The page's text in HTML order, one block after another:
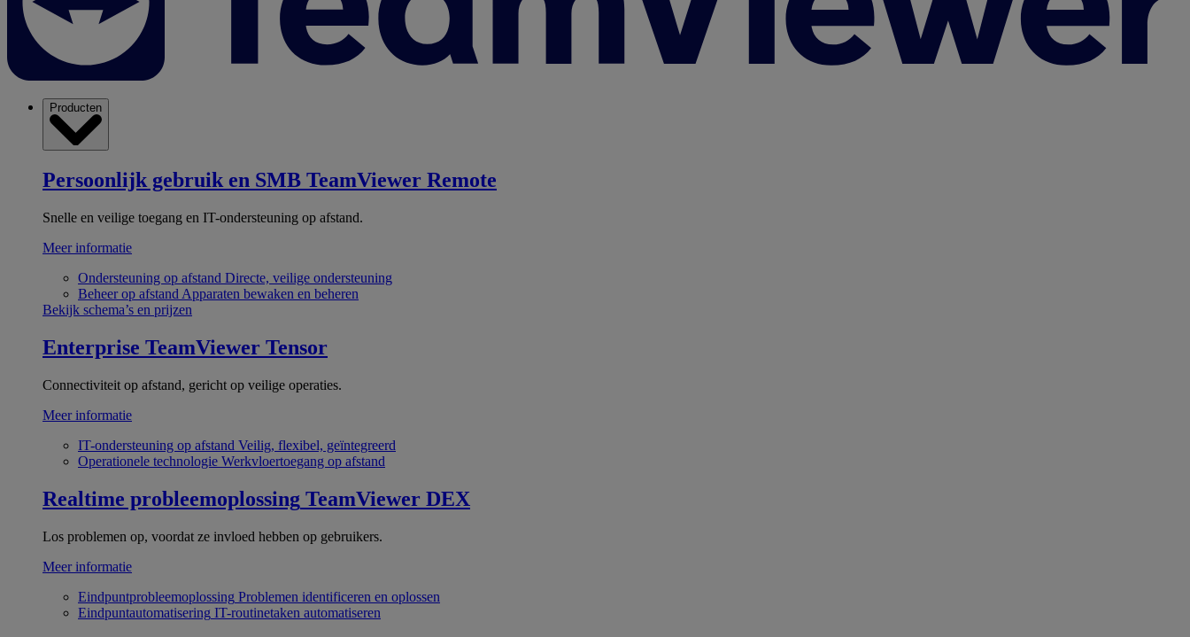
Producten
Persoonlijk gebruik en SMB TeamViewer Remote
Snelle en veilige toegang en IT-ondersteuning op afstand.
Meer informatie
Ondersteuning op afstand Directe, veilige ondersteuning
Beheer op afstand Apparaten bewaken en beheren
Bekijk schema’s en prijzen
Enterprise TeamViewer Tensor
Connectiviteit op afstand, gericht op veilige operaties.
Meer informatie
IT-ondersteuning op afstand Veilig, flexibel, geïntegreerd
Operationele technologie Werkvloertoegang op afstand
Realtime probleemoplossing TeamViewer DEX
Los problemen op, voordat ze invloed hebben op gebruikers.
Meer informatie
Eindpuntprobleemoplossing Problemen identificeren en oplossen
Eindpuntautomatisering IT-routinetaken automatiseren